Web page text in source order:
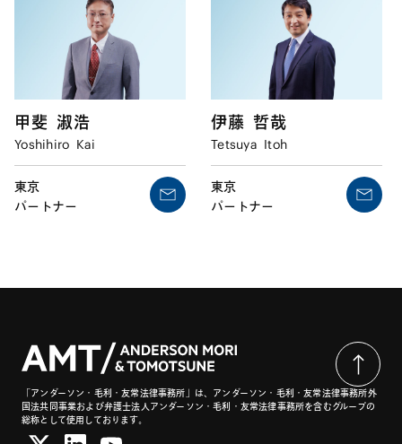
甲斐 淑浩
Yoshihiro Kai
東京
パートナー
伊藤 哲哉
Tetsuya Itoh
東京
パートナー
「アンダーソン・毛利・友常法律事務所」は、アンダーソン・毛利・友常法律事務所外
国法共同事業および弁護士法人アンダーソン・毛利・友常法律事務所を含むグループの
総称として使用しております。